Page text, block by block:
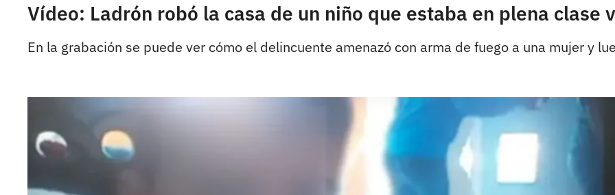
Vídeo: Ladrón robó la casa de un niño que estaba en plena clase
En la grabación se puede ver cómo el delincuente amenazó con arma de fuego a una mujer y